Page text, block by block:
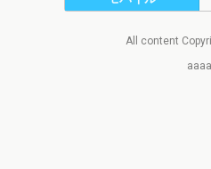
All content
aaaa